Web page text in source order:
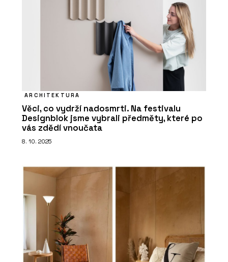
ARCHITEKTURA
Věci, co vydrží nadosmrti. Na festivalu
Designblok jsme vybrali předměty, které po
vás zdědí vnoučata
8. 10. 2025